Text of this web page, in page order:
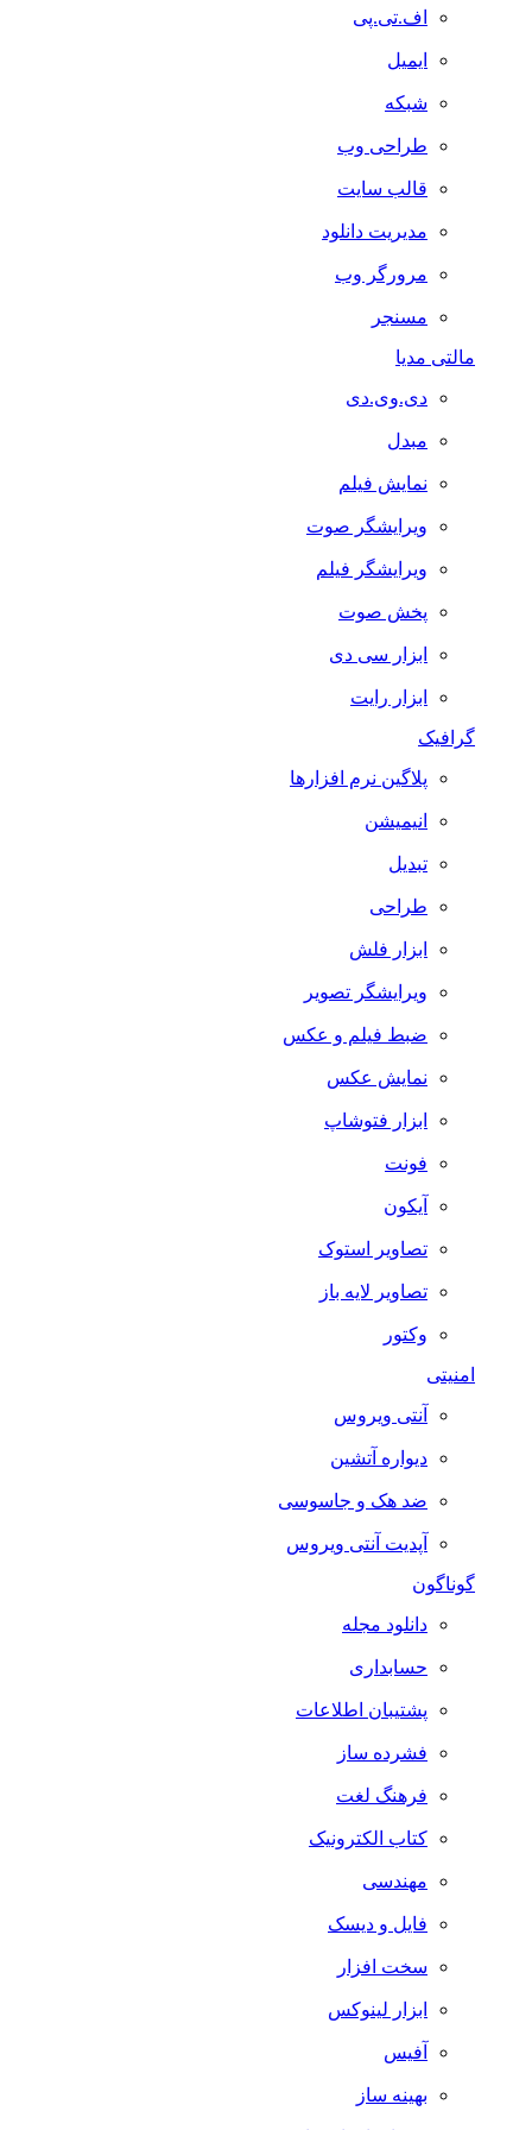
اف.تی.پی
ایمیل
شبکه
طراحی وب
قالب سایت
مدیریت دانلود
مرورگر وب
مسنجر
مالتی مدیا
دی.وی.دی
مبدل
نمایش فیلم
ویرایشگر صوت
ویرایشگر فیلم
پخش صوت
ابزار سی دی
ابزار رایت
گرافیک
پلاگین نرم افزارها
انیمیشن
تبدیل
طراحی
ابزار فلش
ویرایشگر تصویر
ضبط فيلم و عكس
نمایش عکس
ابزار فتوشاپ
فونت
آیکون
تصاویر استوک
تصاویر لایه باز
وکتور
امنیتی
آنتی ویروس
دیواره آتشین
ضد هک و جاسوسی
آپدیت آنتی ویروس
گوناگون
دانلود مجله
حسابداری
پشتیبان اطلاعات
فشرده ساز
فرهنگ لغت
کتاب الکترونیک
مهندسی
فایل و دیسک
سخت افزار
ابزار لینوکس
آفیس
بهینه ساز